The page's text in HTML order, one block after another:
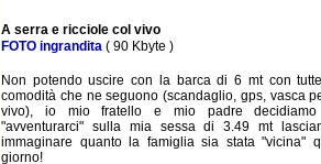
A serra e ricciole col vivo
FOTO ingrandita ( 90 Kbyte )
Non potendo uscire con la barca di 6 mt con
comodità che ne seguono (scandaglio, gps, vasca
vivo), io mio fratello e mio padre
"avventurarci" sulla mia sessa di 3.49 mt
immaginare quanto la famiglia sia stata "vicina"
giorno!